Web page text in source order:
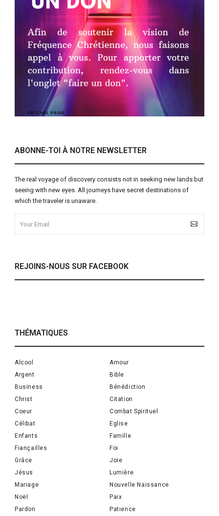
ABONNE-TOI À NOTRE NEWSLETTER
The real voyage of discovery consists not in seeking new lands but
seeing with new eyes. All journeys have secret destinations of
which the traveler is unaware.
REJOINS-NOUS SUR FACEBOOK
THÉMATIQUES
Alcool
Amour
Argent
Bible
Business
Bénédiction
Christ
Citation
Coeur
Combat Spirituel
Célibat
Eglise
Enfants
Famille
Fiançailles
Foi
Grâce
Joie
Jésus
Lumière
Mariage
Nouvelle Naissance
Noël
Paix
Pardon
Patience